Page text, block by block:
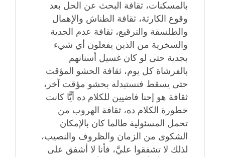
بالمسكنات، ثقافة البحث عن الحل بعد
وقوع الكارثة، ثقافة الطناش والإهمال
والطلسقة والترقيع، ثقافة عدم الجدية
والسخرية من الذين يفعلون أي شيء
بجدية حتى لو كان غسيل أسنانهم
بالفرشاة كل يوم، ثقافة الحشو المؤقت
حتى يسقط فنستبدله بحشو مؤقت آخر،
ثقافة هو إحنا فاضيين للكلام ده أيًّا كانت
خطورة الكلام ده، ثقافة الهروب من
تحمل المسئولية طالما كان بالإمكان
الشكوى من الزمان والظروف والنصيب،
لذلك لا تشفقوا عليَّ، فأنا لا أشفق على